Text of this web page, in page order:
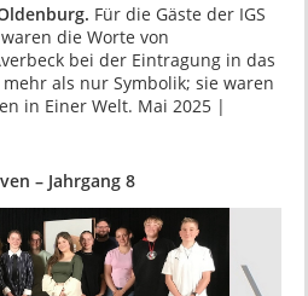
Für die Gäste der IGS
die Worte von
bei der Eintragung in das
als nur Symbolik; sie waren
in Einer Welt. Mai 2025 |
– Jahrgang 8